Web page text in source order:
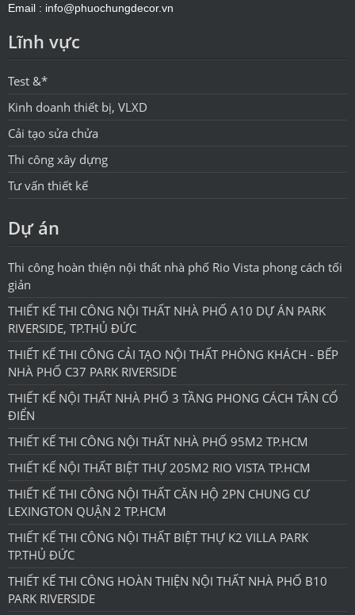
Email : info@phuochungdecor.vn
Lĩnh vực
Test &*
Kinh doanh thiết bị, VLXD
Cải tạo sửa chửa
Thi công xây dựng
Tư vấn thiết kế
Dự án
Thi công hoàn thiện nội thất nhà phố Rio Vista phong cách tối
giản
THIẾT KẾ THI CÔNG NỘI THẤT NHÀ PHỐ A10 DỰ ÁN PARK
RIVERSIDE, TP.THỦ ĐỨC
THIẾT KẾ THI CÔNG CẢI TẠO NỘI THẤT PHÒNG KHÁCH - BẾP
NHÀ PHỐ C37 PARK RIVERSIDE
THIẾT KẾ NỘI THẤT NHÀ PHỐ 3 TẦNG PHONG CÁCH TÂN CỔ
ĐIỂN
THIẾT KẾ THI CÔNG NỘI THẤT NHÀ PHỐ 95M2 TP.HCM
THIẾT KẾ NỘI THẤT BIỆT THỰ 205M2 RIO VISTA TP.HCM
THIẾT KẾ THI CÔNG NỘI THẤT CĂN HỘ 2PN CHUNG CƯ
LEXINGTON QUẬN 2 TP.HCM
THIẾT KẾ THI CÔNG NỘI THẤT BIỆT THỰ K2 VILLA PARK
TP.THỦ ĐỨC
THIẾT KẾ THI CÔNG HOÀN THIỆN NỘI THẤT NHÀ PHỐ B10
PARK RIVERSIDE